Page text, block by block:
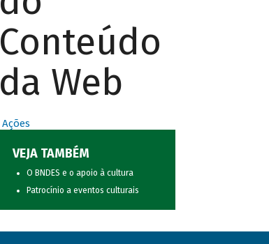
Conteúdo
da Web
Ações
VEJA TAMBÉM
O BNDES e o apoio à cultura
Patrocínio a eventos culturais